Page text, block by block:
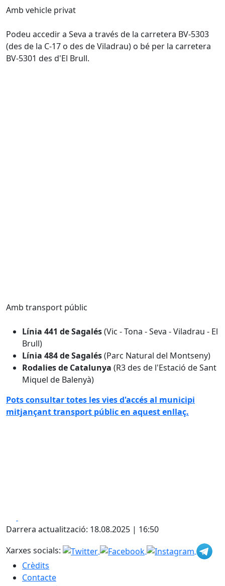
Amb vehicle privat
Podeu accedir a Seva a través de la carretera BV-5303
(des de la C-17 o des de Viladrau) o bé per la carretera
BV-5301 des d'El Brull.
Amb transport públic
Línia 441 de Sagalés(Vic - Tona - Seva - Viladrau - El
Brull)
Línia 484 de Sagalés(Parc Natural del Montseny)
Rodalies de Catalunya (R3 des de l'Estació de Sant
Miquel de Balenyà)
Pots consultar totes les vies d'accés al municipi
mitjançant transport públic en aquest enllaç.
Darrera actualització: 18.08.2025 | 16:50
Xarxes socials:
Crèdits
Contacte